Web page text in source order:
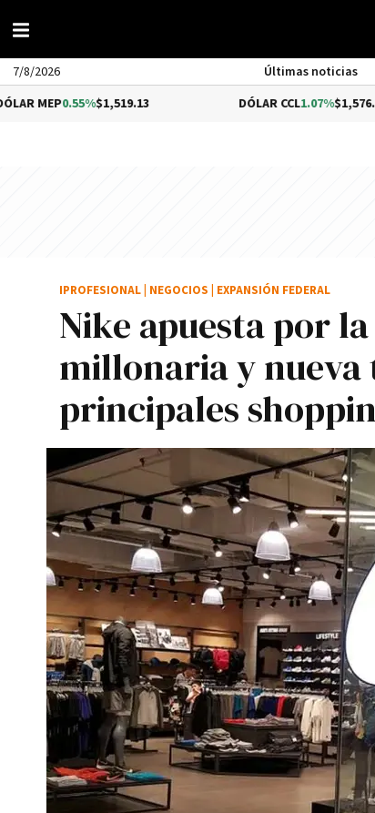
7/8/2026 Últimas noticias
$1,519.13 1.07%$1,576.21
Nike apuesta por
millonaria y nueva
principales
IPROFESIONAL NEGOCIOS EXPANSIÓN FEDERAL